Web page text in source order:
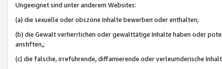
Ungeeignet sind unter anderem Websites:
(a) die sexuelle oder obszöne Inhalte bewerben oder enthalten;
(b) die Gewalt verherrlichen oder gewalttätige Inhalte haben oder
anstiften,;
(c) die falsche, irreführende, diffamierende oder verleumderische